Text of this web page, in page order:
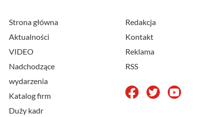
Strona główna
Aktualności
VIDEO
Nadchodzące
wydarzenia
Katalog firm
Duży kadr
Redakcja
Kontakt
Reklama
RSS